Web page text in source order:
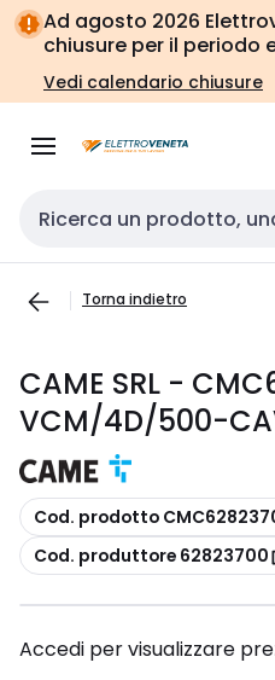
Vai alla
navigazione
Vai
alla
pagina
Ad agosto 2026
chiusure per il periodo
Vedi calendario chiusure
Cerca input
Torna indietro
CAME SRL -
VCM/4D/500-
copia
Cod. prodotto
copia
Cod. produttore 62823700
Accedi per visualizzare